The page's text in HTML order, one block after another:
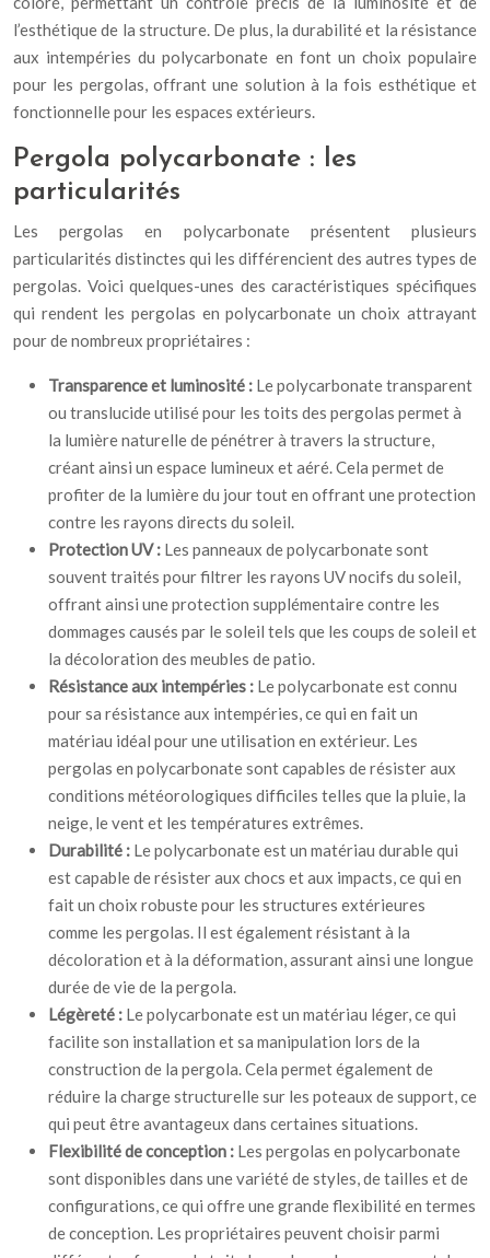
l’esthétique de la structure. De plus, la durabilité et la résistance
aux intempéries du polycarbonate en font un choix populaire
pour les pergolas, offrant une solution à la fois esthétique et
fonctionnelle pour les espaces extérieurs.
Pergola polycarbonate : les
particularités
Les pergolas en polycarbonate présentent plusieurs
particularités distinctes qui les différencient des autres types de
pergolas. Voici quelques-unes des caractéristiques spécifiques
qui rendent les pergolas en polycarbonate un choix attrayant
pour de nombreux propriétaires :
Transparence et luminosité : Le polycarbonate transparent
ou translucide utilisé pour les toits des pergolas permet à
la lumière naturelle de pénétrer à travers la structure,
créant ainsi un espace lumineux et aéré. Cela permet de
profiter de la lumière du jour tout en offrant une protection
contre les rayons directs du soleil.
Protection UV : Les panneaux de polycarbonate sont
souvent traités pour filtrer les rayons UV nocifs du soleil,
offrant ainsi une protection supplémentaire contre les
dommages causés par le soleil tels que les coups de soleil et
la décoloration des meubles de patio.
Résistance aux intempéries : Le polycarbonate est connu
pour sa résistance aux intempéries, ce qui en fait un
matériau idéal pour une utilisation en extérieur. Les
pergolas en polycarbonate sont capables de résister aux
conditions météorologiques difficiles telles que la pluie, la
neige, le vent et les températures extrêmes.
Durabilité : Le polycarbonate est un matériau durable qui
est capable de résister aux chocs et aux impacts, ce qui en
fait un choix robuste pour les structures extérieures
comme les pergolas. Il est également résistant à la
décoloration et à la déformation, assurant ainsi une longue
durée de vie de la pergola.
Légèreté : Le polycarbonate est un matériau léger, ce qui
facilite son installation et sa manipulation lors de la
construction de la pergola. Cela permet également de
réduire la charge structurelle sur les poteaux de support, ce
qui peut être avantageux dans certaines situations.
Flexibilité de conception : Les pergolas en polycarbonate
sont disponibles dans une variété de styles, de tailles et de
configurations, ce qui offre une grande flexibilité en termes
de conception. Les propriétaires peuvent choisir parmi